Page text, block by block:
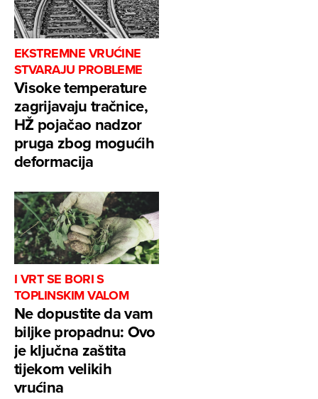
EKSTREMNE VRUĆINE
STVARAJU PROBLEME
Visoke temperature
zagrijavaju tračnice,
HŽ pojačao nadzor
pruga zbog mogućih
deformacija
I VRT SE BORI S
TOPLINSKIM VALOM
Ne dopustite da vam
biljke propadnu: Ovo
je ključna zaštita
tijekom velikih
vrućina